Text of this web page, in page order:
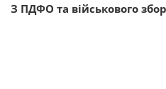
З ПДФО та військового